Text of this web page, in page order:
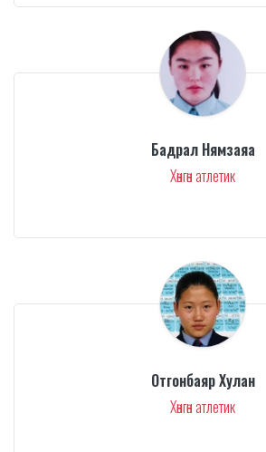
Бадрал Нямзаяа
Хөнгөн атлетик
Отгонбаяр Хулан
Хөнгөн атлетик